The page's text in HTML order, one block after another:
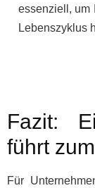
essenziell, um
Lebenszyklus
Fazit:
führt
Für